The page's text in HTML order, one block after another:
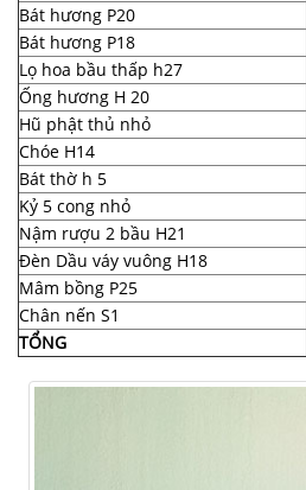
Bát hương P20
Bát hương P18
Lọ hoa bầu thấp h27
Ống hương H 20
Hũ phật thủ nhỏ
Chóe H14
Bát thờ h 5
Kỷ 5 cong nhỏ
Nậm rượu 2 bầu H21
Đèn Dầu váy vuông H18
Mâm bồng P25
Chân nến S1
TỔNG